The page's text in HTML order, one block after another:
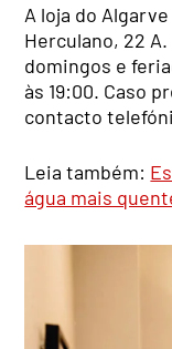
A loja do
Herculano, 22
domingos e
às 19:00. Caso
contacto
Leia também:
água mais